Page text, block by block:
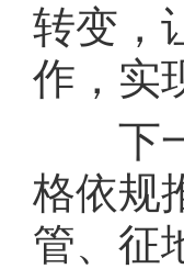
转变，
作，实
下一
格依规
管、征